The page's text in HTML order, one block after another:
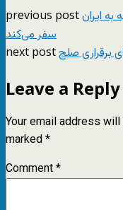
previous postبه ایران
سفر می‌کند
next postبرقراری صلح
Leave a Reply
Your email address
marked*
Comment*